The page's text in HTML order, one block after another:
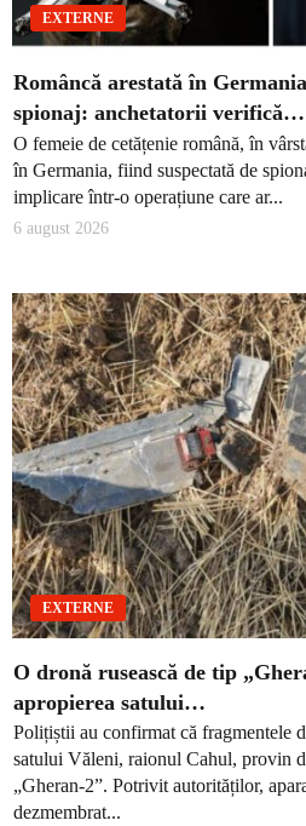
EXTERNE
Româncă arestată în
spionaj: anchetatorii verifică…
O femeie de cetățenie română, în
în Germania, fiind suspectată de
implicare într-o operațiune care ar...
6 august 2026
EXTERNE
O dronă rusească de tip
apropierea satului…
Polițiștii au confirmat că fragmentele
satului Văleni, raionul Cahul, provin
„Gheran-2”. Potrivit autorităților,
dezmembrat...